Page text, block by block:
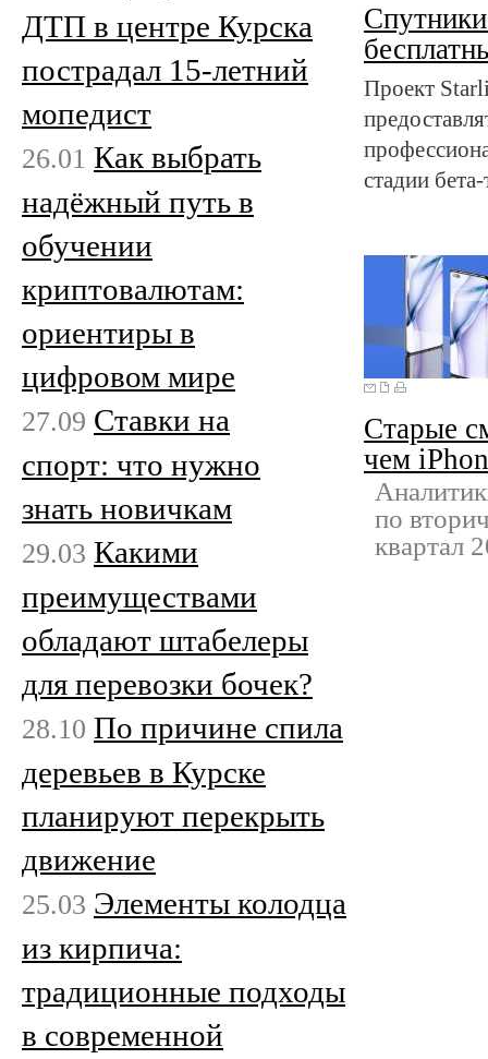
Проект
стадии
Старые
чем
по
квартал
ДТП в центре Курска
пострадал 15-летний
мопедист
26.01 Как выбрать
надёжный путь в
обучении
криптовалютам:
ориентиры в
цифровом мире
27.09 Ставки на
спорт: что нужно
знать новичкам
29.03 Какими
преимуществами
обладают штабелеры
для перевозки бочек?
28.10 По причине спила
деревьев в Курске
планируют перекрыть
движение
25.03 Элементы колодца
из кирпича:
традиционные подходы
в современной